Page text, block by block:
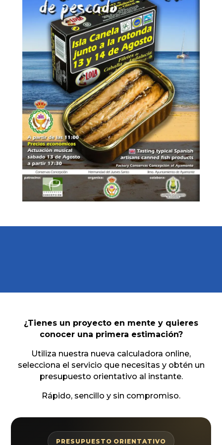
¿Tienes un proyecto en mente y quieres
conocer una primera estimación?
Utiliza nuestra nueva calculadora online,
selecciona el servicio que necesitas y obtén un
presupuesto orientativo al instante.
Rápido, sencillo y sin compromiso.
PRESUPUESTO ORIENTATIVO